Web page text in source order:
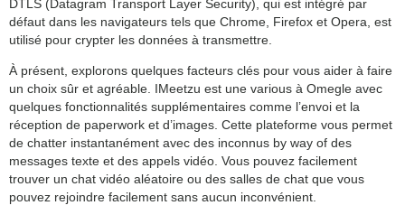
DTLS (Datagram Transport Layer Security), qui est intégré par
défaut dans les navigateurs tels que Chrome, Firefox et Opera, est
utilisé pour crypter les données à transmettre.
À présent, explorons quelques facteurs clés pour vous aider à faire
un choix sûr et agréable. IMeetzu est une various à Omegle avec
quelques fonctionnalités supplémentaires comme l’envoi et la
réception de paperwork et d’images. Cette plateforme vous permet
de chatter instantanément avec des inconnus by way of des
messages texte et des appels vidéo. Vous pouvez facilement
trouver un chat vidéo aléatoire ou des salles de chat que vous
pouvez rejoindre facilement sans aucun inconvénient.